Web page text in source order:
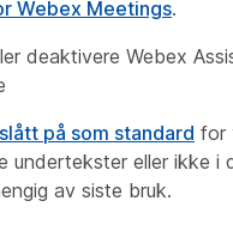
Webex Meetings.
deaktivere Webex
slått på som standard for
undertekster eller ikke
av siste bruk.